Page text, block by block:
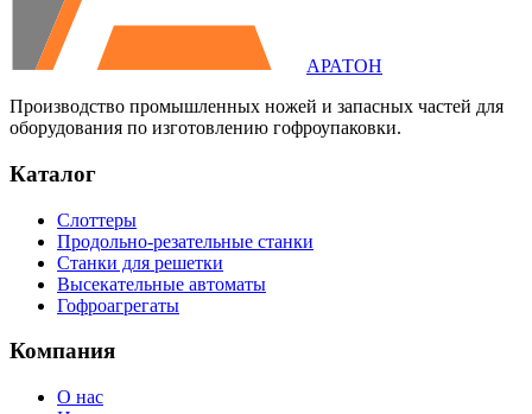
АРАТОН
Производство промышленных ножей и запасных частей для
оборудования по изготовлению гофроупаковки.
Каталог
Слоттеры
Продольно-резательные станки
Станки для решетки
Высекательные автоматы
Гофроагрегаты
Компания
О нас